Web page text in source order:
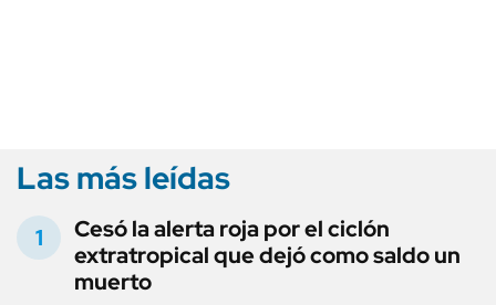
Las más leídas
Cesó la alerta roja por el ciclón
extratropical que dejó como saldo un
muerto